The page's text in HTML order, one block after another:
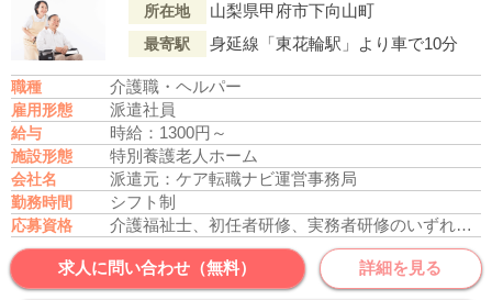
所在地 山梨県甲府市下向山町
最寄駅 身延線「東花輪駅」より車で10分
職種 介護職・ヘルパー
雇用形態 派遣社員
給与 時給：1300円～
施設形態 特別養護老人ホーム
会社名 派遣元：ケア転職ナビ運営事務局
勤務時間 シフト制
応募資格 介護福祉士、初任者研修、実務者研修のいずれかの資格をお持ちの方
求人に問い合わせ（無料） 詳細を見る